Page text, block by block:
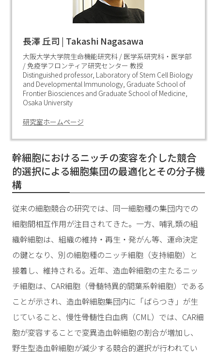
長澤 丘司 | Takashi Nagasawa
大阪大学大学院生命機能研究科 / 医学系研究科・医学部
/ 免疫学フロンティア研究センター 教授
Distinguished professor, Laboratory of Stem Cell Biology
and Developmental Immunology, Graduate School of
Frontier Biosciences and Graduate School of Medicine,
Osaka University
研究室ホームページ
幹細胞におけるニッチの変容を介した競合
的選択による細胞集団の最適化とその分子機
構
従来の細胞競合の研究では、同一細胞種の集団内での
細胞間相互作用が注目されてきた。一方、哺乳類の組
織幹細胞は、組織の維持・再生・発がん等、運命決定
の鍵となり、別の細胞種のニッチ細胞（支持細胞）と
接着し、維持される。近年、造血幹細胞の主たるニッ
チ細胞は、CAR細胞（骨髄特異的間葉系幹細胞）である
ことが示され、造血幹細胞集団内に「ばらつき」が生
じていること、慢性骨髄性白血病（CML）では、CAR細
胞が変容することで変異造血幹細胞の割合が増加し、
野生型造血幹細胞が減少する競合的選択が行われてい